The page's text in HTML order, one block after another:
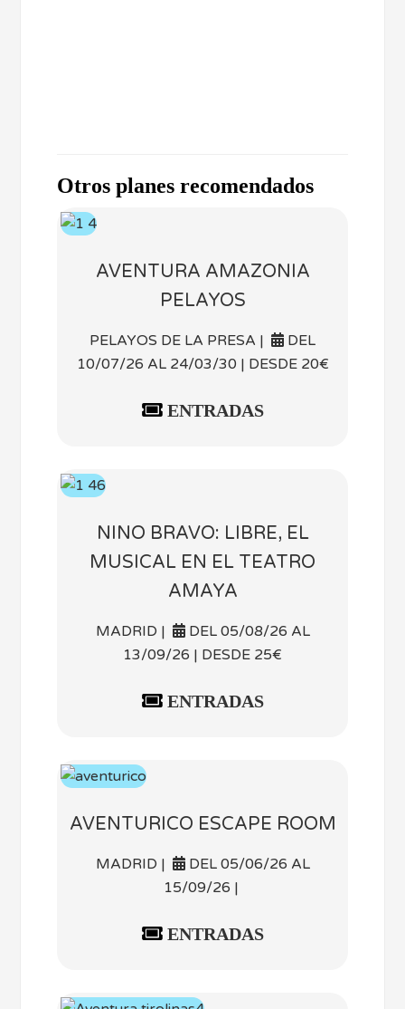
Otros planes recomendados
AVENTURA AMAZONIA
PELAYOS
PELAYOS DE LA PRESA |
DEL
10/07/26 AL 24/03/30 | DESDE 20€
ENTRADAS
NINO BRAVO: LIBRE, EL
MUSICAL EN EL TEATRO
AMAYA
MADRID |
DEL 05/08/26 AL
13/09/26 | DESDE 25€
ENTRADAS
AVENTURICO ESCAPE ROOM
MADRID |
DEL 05/06/26 AL
15/09/26 |
ENTRADAS